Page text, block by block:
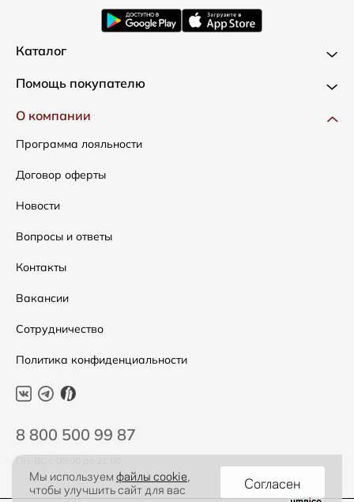
Каталог
Новинки
Одежда
Сумки
Аксессуары
Распродажа
Подарочные сертификаты
Помощь покупателю
Доставка и оплата
Как оформить заказ
Условия возвратов
Таблица размеров
Уход за одеждой
О компании
Программа лояльности
Договор оферты
Новости
Вопросы и ответы
Контакты
Вакансии
Сотрудничество
Политика конфиденциальности
8 800 500 99 87
ПН-ВС с 09:00 до 21:00
Мы используемфайлы cookie
чтобы улучшить сайт для вас Согласен